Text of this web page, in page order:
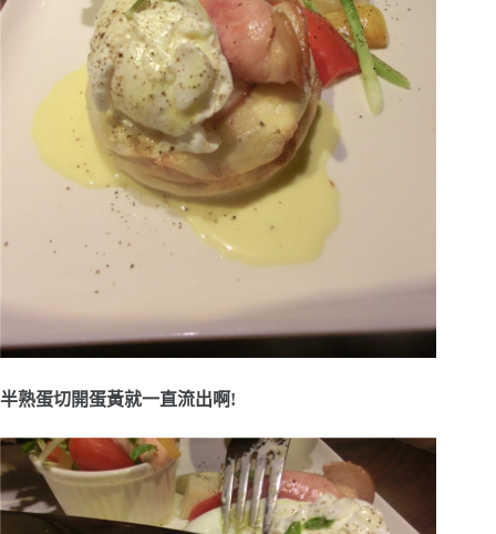
半熟蛋切開蛋黃就一直流出啊!